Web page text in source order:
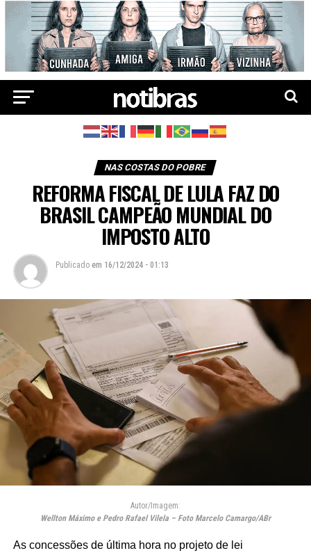
NAS COSTAS DO POBRE
REFORMA FISCAL DE LULA FAZ DO
BRASIL CAMPEÃO MUNDIAL DO
IMPOSTO ALTO
Publicado em 16/12/2024 - 01:13
Autor/Imagem:
Wellton Máximo e Pedro Rafael Vilela – Foto Marcelo Camargo/ABr
As concessões de última hora no projeto de lei